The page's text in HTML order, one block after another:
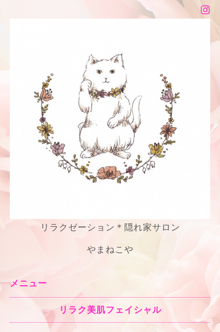
リラクゼーション＊隠れ家サロン
やまねこや
メニュー
リラク美肌フェイシャル